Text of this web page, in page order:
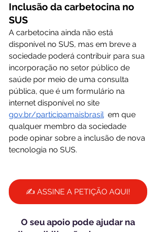
Inclusão da carbetocina no
SUS
A carbetocina ainda não está
disponível no SUS, mas em breve a
sociedade poderá contribuir para sua
incorporação no setor público de
saúde por meio de uma consulta
pública, que é um formulário na
internet disponível no site
gov.br/participamaisbrasil em que
qualquer membro da sociedade
pode opinar sobre a inclusão de nova
tecnologia no SUS.
✍️ ASSINE A PETIÇÃO AQUI!
O seu apoio pode ajudar na